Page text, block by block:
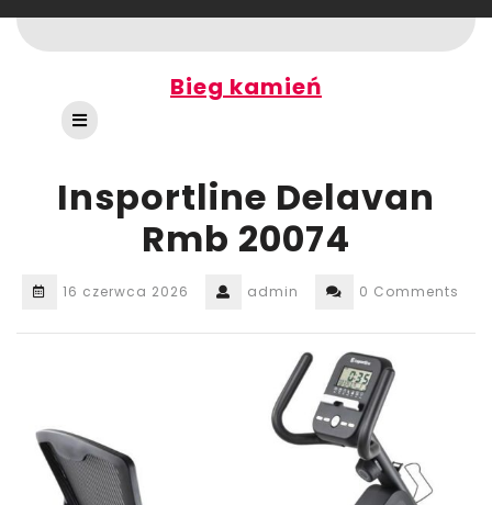
to
content
Bieg kamień
Open
Button
Insportline Delavan
Rmb 20074
16 czerwca 2026 admin 0 Comments